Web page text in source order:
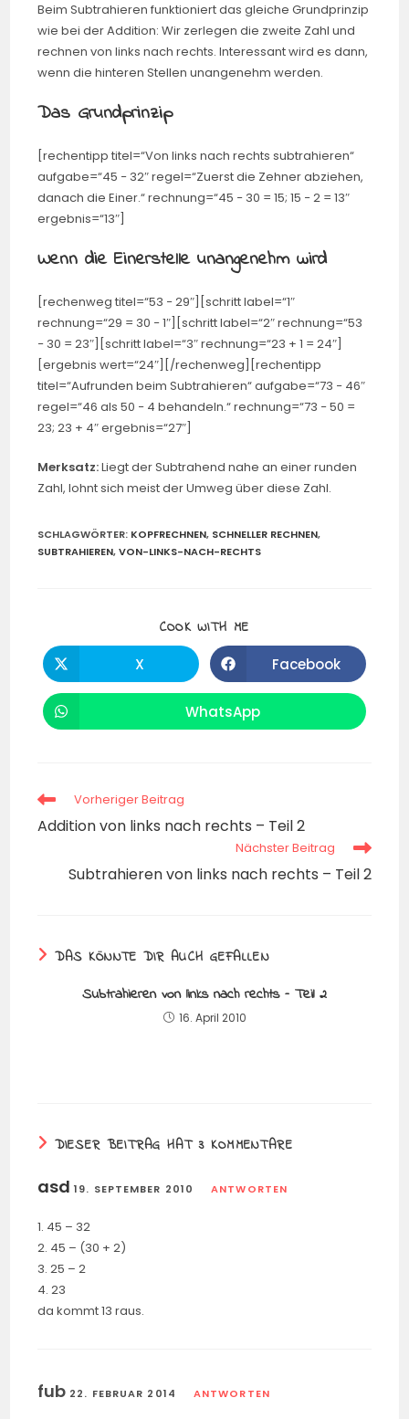
Beim Subtrahieren funktioniert das gleiche Grundprinzip
wie bei der Addition: Wir zerlegen die zweite Zahl und
rechnen von links nach rechts. Interessant wird es dann,
wenn die hinteren Stellen unangenehm werden.
Das Grundprinzip
[rechentipp titel=“Von links nach rechts subtrahieren“
aufgabe=“45 − 32″ regel=“Zuerst die Zehner abziehen,
danach die Einer.“ rechnung=“45 − 30 = 15; 15 − 2 = 13″
ergebnis=“13″]
Wenn die Einerstelle unangenehm wird
[rechenweg titel=“53 − 29″][schritt label=“1″
rechnung=“29 = 30 − 1″][schritt label=“2″ rechnung=“53
− 30 = 23″][schritt label=“3″ rechnung=“23 + 1 = 24″]
[ergebnis wert=“24″][/rechenweg][rechentipp
titel=“Aufrunden beim Subtrahieren“ aufgabe=“73 − 46″
regel=“46 als 50 − 4 behandeln.“ rechnung=“73 − 50 =
23; 23 + 4″ ergebnis=“27″]
Merksatz:Liegt der Subtrahend nahe an einer runden
Zahl, lohnt sich meist der Umweg über diese Zahl.
SCHLAGWÖRTER: KOPFRECHNEN, SCHNELLER RECHNEN,
SUBTRAHIEREN, VON-LINKS-NACH-RECHTS
COOK WITH ME
X
Facebook
WhatsApp
Vorheriger Beitrag
Addition von links nach rechts – Teil 2
Nächster Beitrag
Subtrahieren von links nach rechts – Teil 2
DAS KÖNNTE DIR AUCH GEFALLEN
Subtrahieren von links nach rechts – Teil 2
16. April 2010
DIESER BEITRAG HAT 3 KOMMENTARE
asd 19. SEPTEMBER 2010 ANTWORTEN
1. 45 – 32
2. 45 – (30 + 2)
3. 25 – 2
4. 23
da kommt 13 raus.
fub 22. FEBRUAR 2014 ANTWORTEN